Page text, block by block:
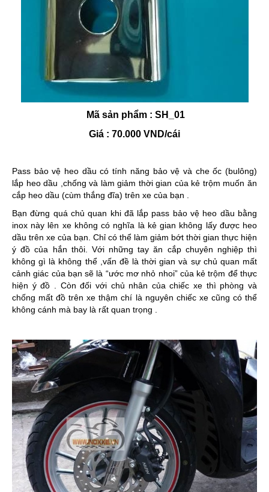
Mã sản phẩm : SH_01
Giá : 70.000 VND/cái
Pass bảo vệ heo dầu có tính năng bảo vệ và che ốc (bulông)
lắp heo dầu ,chống và làm giảm thời gian của kẻ trộm muốn ăn
cắp heo dầu (cùm thắng đĩa) trên xe của bạn .
Bạn đừng quá chủ quan khi đã lắp pass bảo vệ heo dầu bằng
inox này lên xe không có nghĩa là kẻ gian không lấy được heo
dầu trên xe của bạn. Chỉ có thể làm giảm bớt thời gian thực hiện
ý đồ của hắn thôi. Với những tay ăn cắp chuyên nghiệp thì
không gì là không thể ,vấn đề là thời gian và sự chủ quan mất
cảnh giác của bạn sẽ là “ước mơ nhỏ nhoi” của kẻ trộm để thực
hiện ý đồ . Còn đối với chủ nhân của chiếc xe thì phòng và
chống mất đồ trên xe thậm chí là nguyên chiếc xe cũng có thể
không cánh mà bay là rất quan trọng .